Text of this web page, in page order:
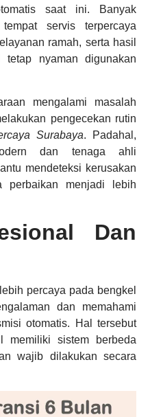
saat ini. Banyak
servis terpercaya
ramah, serta hasil
nyaman digunakan
mengalami masalah
pengecekan rutin
Surabaya. Padahal,
dan tenaga ahli
mendeteksi kerusakan
perbaikan menjadi lebih
Dan
percaya pada bengkel
dan memahami
otomatis. Hal tersebut
memiliki sistem berbeda
wajib dilakukan secara